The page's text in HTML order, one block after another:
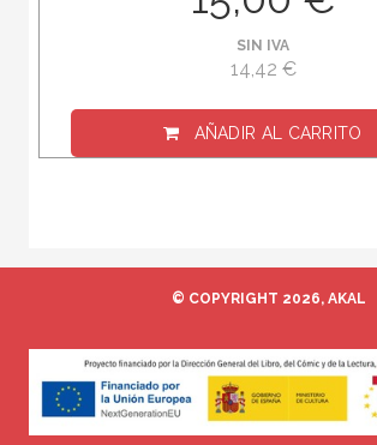
SIN IVA
14,42 €
AÑADIR AL CARRITO
© COPYRIGHT 2026, AKAL